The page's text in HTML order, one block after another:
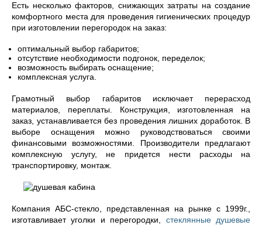
Есть несколько факторов, снижающих затраты на создание
комфортного места для проведения гигиенических процедур
при изготовлении перегородок на заказ:
оптимальный выбор габаритов;
отсутствие необходимости подгонок, переделок;
возможность выбирать оснащение;
комплексная услуга.
Грамотный выбор габаритов исключает перерасход
материалов, переплаты. Конструкция, изготовленная на
заказ, устанавливается без проведения лишних доработок. В
выборе оснащения можно руководствоваться своими
финансовыми возможностями. Производители предлагают
комплексную услугу, не придется нести расходы на
транспортировку, монтаж.
Компания АБС-стекло, представленная на рынке с 1999г.,
изготавливает уголки и перегородки, стеклянные душевые